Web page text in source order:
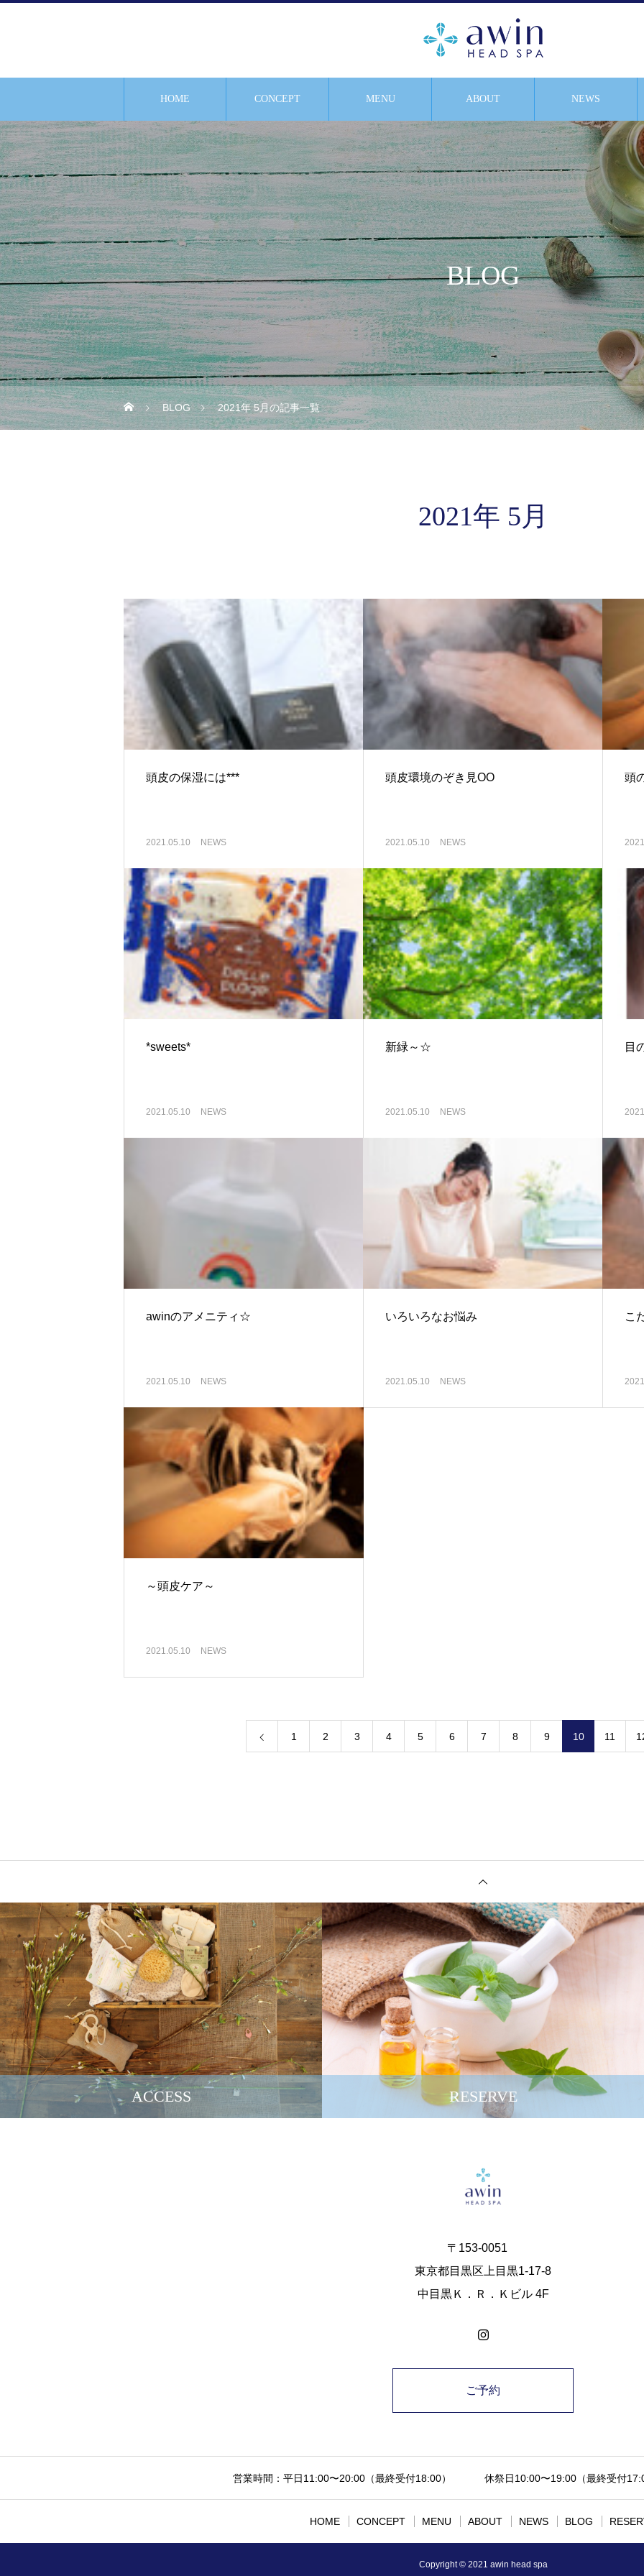
HOME CONCEPT MENU ABOUT NEWS
BLOG
BLOG 2021年 5月の記事一覧
2021年 5月
頭皮の保湿には***
2021.05.10 NEWS
頭皮環境のぞき見OO
2021.05.10 NEWS
頭
*sweets*
2021.05.10 NEWS
新緑～☆
2021.05.10 NEWS
目
awinのアメニティ☆
2021.05.10 NEWS
いろいろなお悩み
2021.05.10 NEWS
こ
～頭皮ケア～
2021.05.10 NEWS
1 2 3 4 5 6 7 8 9 10 11
ACCESS RESERVE
〒153-0051
東京都目黒区上目黒1-17-8
中目黒Ｋ．Ｒ．Ｋビル 4F
ご予約
営業時間：平日11:00〜20:00（最終受付18:00） 休祭日10:00〜19:00（最終受付
HOME CONCEPT MENU ABOUT NEWS BLOG
Copyright © 2021 awin head spa